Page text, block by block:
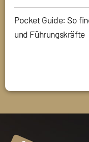
Pocket Guide: So
und Führungskräfte